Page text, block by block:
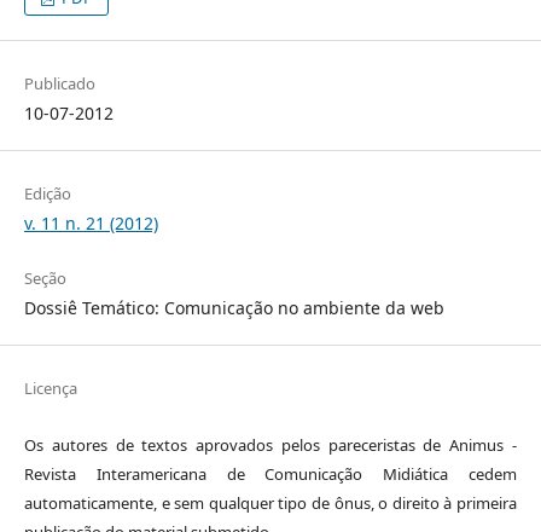
Publicado
10-07-2012
Edição
v. 11 n. 21 (2012)
Seção
Dossiê Temático: Comunicação no ambiente da web
Licença
Os autores de textos aprovados pelos pareceristas de Animus -
Revista Interamericana de Comunicação Midiática cedem
automaticamente, e sem qualquer tipo de ônus, o direito à primeira